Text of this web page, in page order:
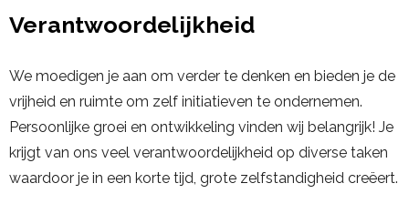
Verantwoordelijkheid
We moedigen je aan om verder te denken en bieden je de
vrijheid en ruimte om zelf initiatieven te ondernemen.
Persoonlijke groei en ontwikkeling vinden wij belangrijk! Je
krijgt van ons veel verantwoordelijkheid op diverse taken
waardoor je in een korte tijd, grote zelfstandigheid creëert.